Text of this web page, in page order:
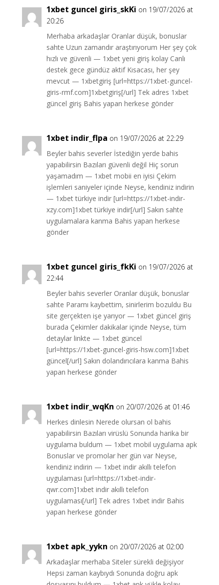
1xbet guncel giris_skKi on 19/07/2026 at
20:26
Merhaba arkadaşlar Oranlar düşük, bonuslar
sahte Uzun zamandır araştırıyorum Her şey çok
hızlı ve güvenli — 1xbet yeni giriş kolay Canlı
destek gece gündüz aktif Kısacası, her şey
mevcut — 1xbetgiriş [url=https://1xbet-guncel-
giris-rmf.com]1xbetgiriş[/url] Tek adres 1xbet
güncel giriş Bahis yapan herkese gönder
1xbet indir_flpa on 19/07/2026 at 22:29
Beyler bahis severler İstediğin yerde bahis
yapabilirsin Bazıları güvenli değil Hiç sorun
yaşamadım — 1xbet mobii en iyisi Çekim
işlemleri saniyeler içinde Neyse, kendiniz indirin
— 1xbet türkiye indir [url=https://1xbet-indir-
xzy.com]1xbet türkiye indir[/url] Sakın sahte
uygulamalara kanma Bahis yapan herkese
gönder
1xbet guncel giris_fkKi on 19/07/2026 at
22:44
Beyler bahis severler Oranlar düşük, bonuslar
sahte Paramı kaybettim, sinirlerim bozuldu Bu
site gerçekten işe yarıyor — 1xbet güncel giriş
burada Çekimler dakikalar içinde Neyse, tüm
detaylar linkte — 1xbet güncel
[url=https://1xbet-guncel-giris-hsw.com]1xbet
güncel[/url] Sakın dolandırıcılara kanma Bahis
yapan herkese gönder
1xbet indir_wqKn on 20/07/2026 at 01:46
Herkes dinlesin Nerede olursan ol bahis
yapabilirsin Bazıları virüslü Sonunda harika bir
uygulama buldum — 1xbet mobil uygulama apk
Bonuslar ve promolar her gün var Neyse,
kendiniz indirin — 1xbet indir akıllı telefon
uygulaması [url=https://1xbet-indir-
qwr.com]1xbet indir akıllı telefon
uygulaması[/url] Tek adres 1xbet indir Bahis
yapan herkese gönder
1xbet apk_yykn on 20/07/2026 at 02:00
Arkadaşlar merhaba Siteler sürekli değişiyor
Hepsi zaman kaybıydı Sonunda doğru apk